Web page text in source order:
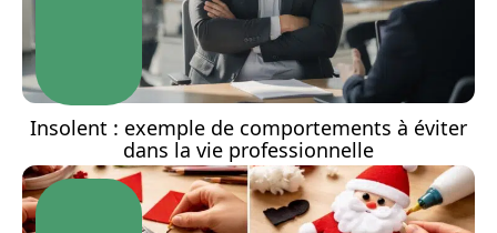
Insolent : exemple de comportements à éviter
dans la vie professionnelle